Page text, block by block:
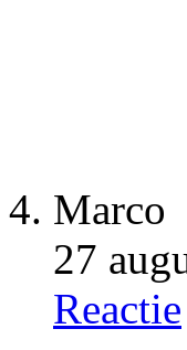
Marco
27
Reactie